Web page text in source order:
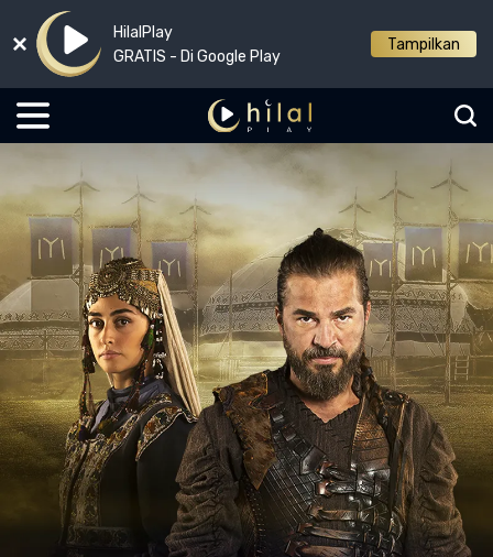
HilalPlay
GRATIS - Di Google Play
Tampilkan